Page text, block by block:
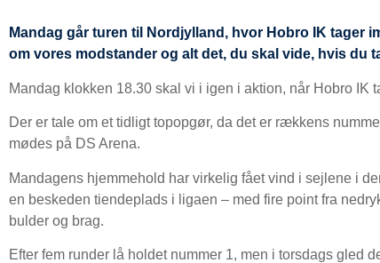
Mandag går turen til Nordjylland, hvor Hobro IK tager
om vores modstander og alt det, du skal vide, hvis du
Mandag klokken 18.30 skal vi i igen i aktion, når Hobro IK
Der er tale om et tidligt topopgør, da det er rækkens
mødes på DS Arena.
Mandagens hjemmehold har virkelig fået vind i sejlene i
en beskeden tiendeplads i ligaen – med fire point fra
bulder og brag.
Efter fem runder lå holdet nummer 1, men i torsdags gled